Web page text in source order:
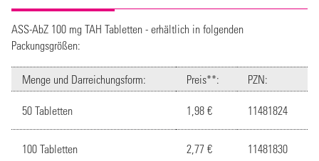
ASS-AbZ 100 mg TAH Tabletten - erhältlich in folgenden
Packungsgrößen:
Menge und Darreichungsform: Preis**: PZN:
50 Tabletten 1,98 € 11481824
100 Tabletten 2,77 € 11481830